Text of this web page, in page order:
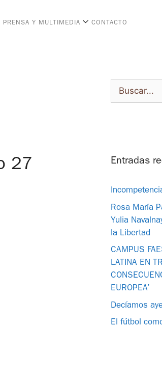
PRENSA Y MULTIMEDIA CONTACTO
27 Entradas
Rosa María
Yulia
la Libertad
CAMPUS
LATINA EN
EUROPEA’
Decíamos
El fútbol